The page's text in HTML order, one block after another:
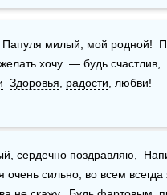
хочу  — будь счастлив,
Здоровья радости , любви!
сердечно поздравляю,
очень сильно, во всем